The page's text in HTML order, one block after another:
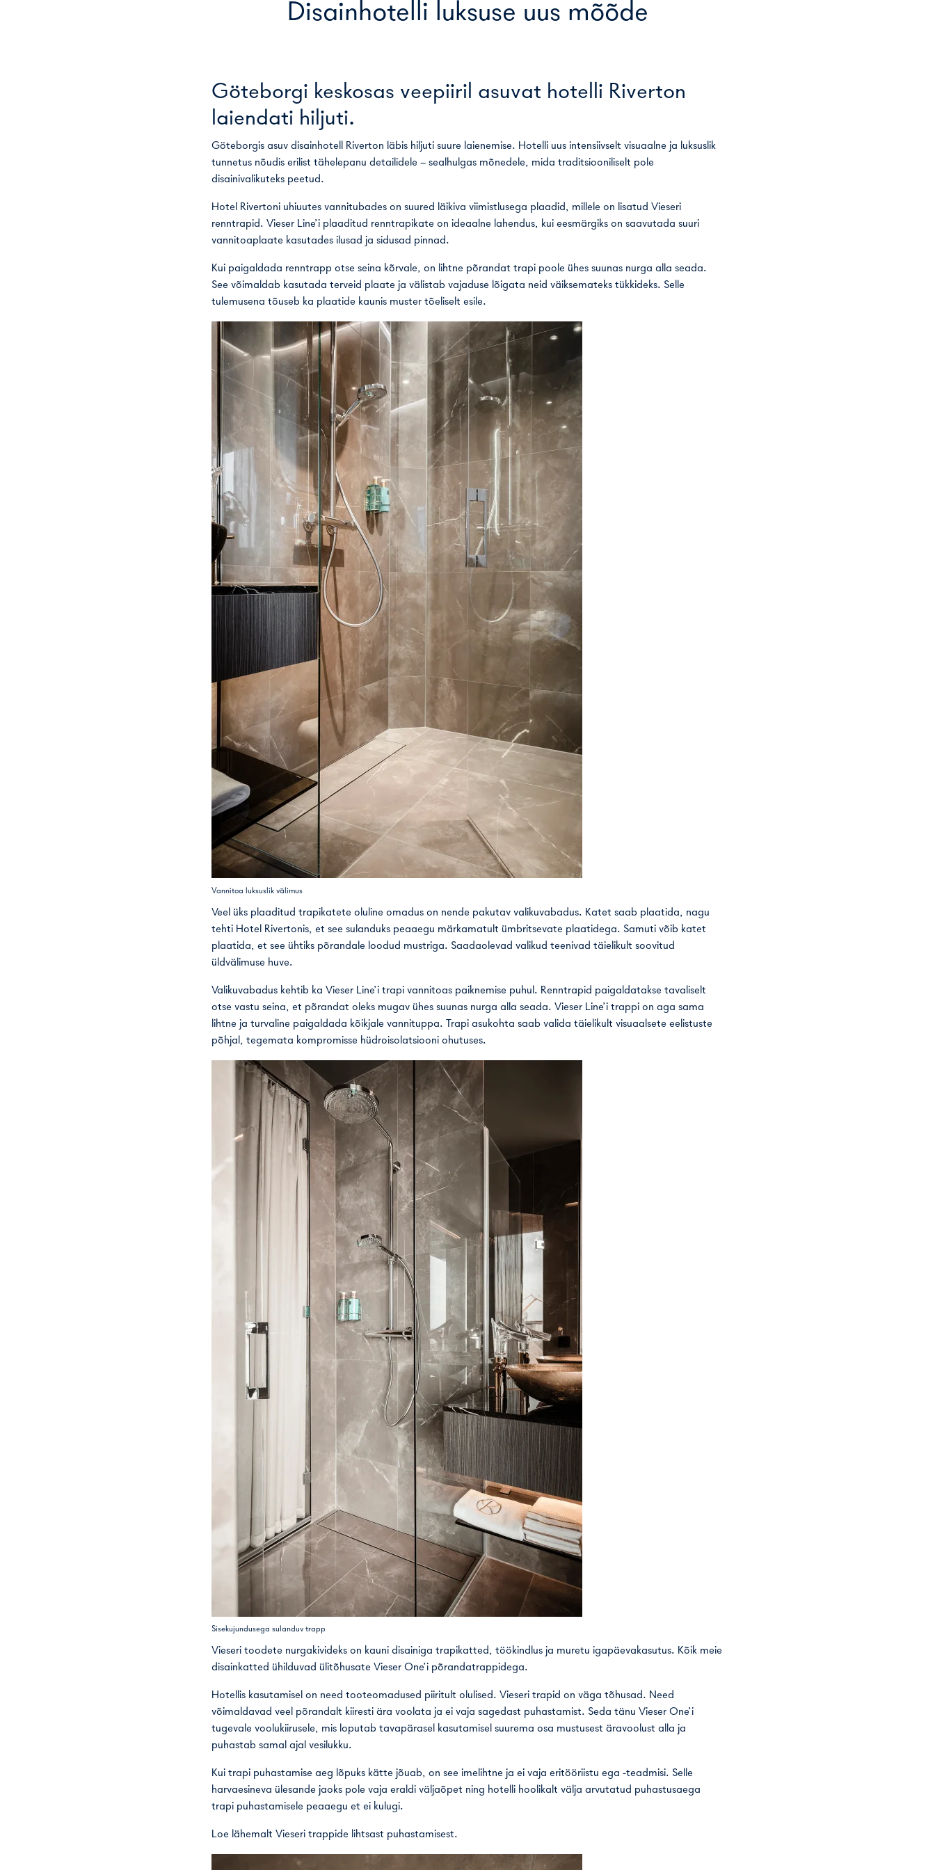
Disainhotelli luksuse uus mõõde
Göteborgi keskosas veepiiril asuvat hotelli Riverton
laiendati hiljuti.
Göteborgis asuv disainhotell Riverton läbis hiljuti suure laienemise. Hotelli uus intensiivselt visuaalne ja luksuslik
tunnetus nõudis erilist tähelepanu detailidele – sealhulgas mõnedele, mida traditsiooniliselt pole
disainivalikuteks peetud.
Hotel Rivertoni uhiuutes vannitubades on suured läikiva viimistlusega plaadid, millele on lisatud Vieseri
renntrapid. Vieser Line’i plaaditud renntrapikate on ideaalne lahendus, kui eesmärgiks on saavutada suuri
vannitoaplaate kasutades ilusad ja sidusad pinnad.
Kui paigaldada renntrapp otse seina kõrvale, on lihtne põrandat trapi poole ühes suunas nurga alla seada.
See võimaldab kasutada terveid plaate ja välistab vajaduse lõigata neid väiksemateks tükkideks. Selle
tulemusena tõuseb ka plaatide kaunis muster tõeliselt esile.
Vannitoa luksuslik välimus
Veel üks plaaditud trapikatete oluline omadus on nende pakutav valikuvabadus. Katet saab plaatida, nagu
tehti Hotel Rivertonis, et see sulanduks peaaegu märkamatult ümbritsevate plaatidega. Samuti võib katet
plaatida, et see ühtiks põrandale loodud mustriga. Saadaolevad valikud teenivad täielikult soovitud
üldvälimuse huve.
Valikuvabadus kehtib ka Vieser Line’i trapi vannitoas paiknemise puhul. Renntrapid paigaldatakse tavaliselt
otse vastu seina, et põrandat oleks mugav ühes suunas nurga alla seada. Vieser Line’i trappi on aga sama
lihtne ja turvaline paigaldada kõikjale vannituppa. Trapi asukohta saab valida täielikult visuaalsete eelistuste
põhjal, tegemata kompromisse hüdroisolatsiooni ohutuses.
Sisekujundusega sulanduv trapp
Vieseri toodete nurgakivideks on kauni disainiga trapikatted, töökindlus ja muretu igapäevakasutus. Kõik meie
disainkatted ühilduvad ülitõhusate Vieser One’i põrandatrappidega.
Hotellis kasutamisel on need tooteomadused piiritult olulised. Vieseri trapid on väga tõhusad. Need
võimaldavad veel põrandalt kiiresti ära voolata ja ei vaja sagedast puhastamist. Seda tänu Vieser One’i
tugevale voolukiirusele, mis loputab tavapärasel kasutamisel suurema osa mustusest äravoolust alla ja
puhastab samal ajal vesilukku.
Kui trapi puhastamise aeg lõpuks kätte jõuab, on see imelihtne ja ei vaja eritööriistu ega -teadmisi. Selle
harvaesineva ülesande jaoks pole vaja eraldi väljaõpet ning hotelli hoolikalt välja arvutatud puhastusaega
trapi puhastamisele peaaegu et ei kulugi.
Loe lähemalt Vieseri trappide lihtsast puhastamisest.